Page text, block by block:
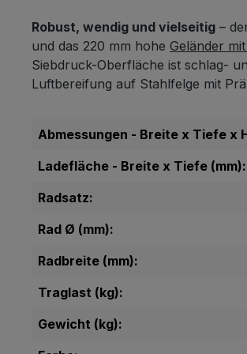
Robust, wendig und vielseitig –
und das 220 mm hohe Geländer
Siebdruck-Oberfläche ist schlag-
Luftbereifung auf Stahlfelge mit
Abmessungen - Breite x Tiefe x
Ladefläche - Breite x Tiefe (mm):
Radsatz:
Rad Ø (mm):
Radbreite (mm):
Traglast (kg):
Gewicht (kg):